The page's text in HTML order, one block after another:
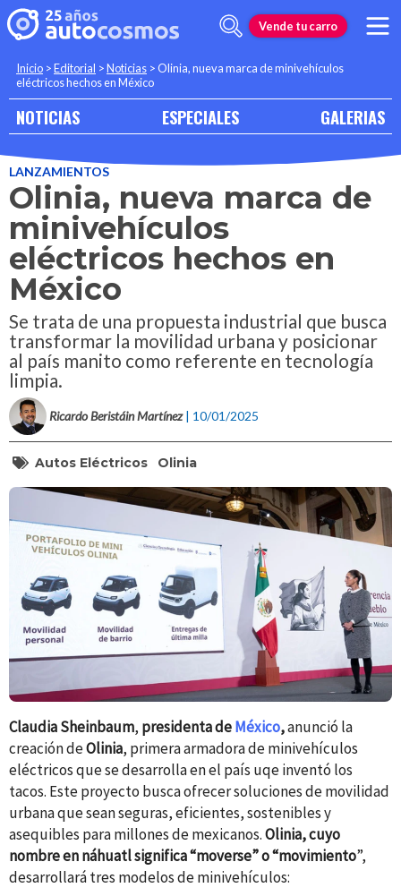
Vende tu carro
Inicio >Editorial >Noticias >Olinia, nueva marca de minivehículos
eléctricos hechos en México
NOTICIAS ESPECIALES GALERIAS
LANZAMIENTOS
Olinia, nueva marca de
minivehículos
eléctricos hechos en
México
Se trata de una propuesta industrial que busca
transformar la movilidad urbana y posicionar
al país manito como referente en tecnología
limpia.
Ricardo Beristáin Martínez | 10/01/2025
Autos Eléctricos Olinia
Claudia Sheinbaum, presidenta deMéxico,anunció la
creación deOlinia, primera armadora de minivehículos
eléctricos que se desarrolla en el país uqe inventó los
tacos. Este proyecto busca ofrecer soluciones de movilidad
urbana que sean seguras, eficientes, sostenibles y
asequibles para millones de mexicanos.Olinia, cuyo
nombre en náhuatl significa “moverse” o “movimiento”,
desarrollará tres modelos de minivehículos: